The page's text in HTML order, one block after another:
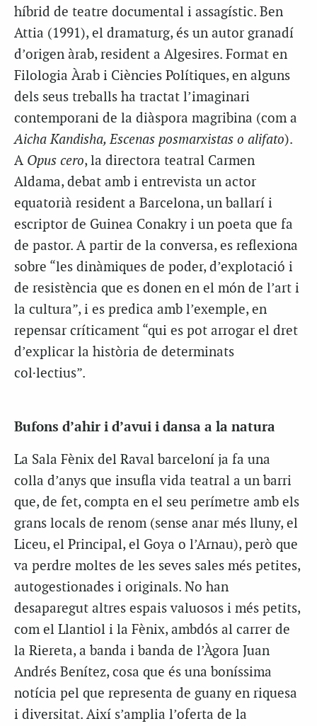
híbrid de teatre documental i assagístic. Ben
Attia (1991), el dramaturg, és un autor granadí
d’origen àrab, resident a Algesires. Format en
Filologia Àrab i Ciències Polítiques, en alguns
dels seus treballs ha tractat l’imaginari
contemporani de la diàspora magribina (com a
Aicha Kandisha, Escenas posmarxistas o alifato).
A Opus cero, la directora teatral Carmen
Aldama, debat amb i entrevista un actor
equatorià resident a Barcelona, un ballarí i
escriptor de Guinea Conakry i un poeta que fa
de pastor. A partir de la conversa, es reflexiona
sobre “les dinàmiques de poder, d’explotació i
de resistència que es donen en el món de l’art i
la cultura”, i es predica amb l’exemple, en
repensar críticament “qui es pot arrogar el dret
d’explicar la història de determinats
col·lectius”.
Bufons d’ahir i d’avui i dansa a la natura
La Sala Fènix del Raval barceloní ja fa una
colla d’anys que insufla vida teatral a un barri
que, de fet, compta en el seu perímetre amb els
grans locals de renom (sense anar més lluny, el
Liceu, el Principal, el Goya o l’Arnau), però que
va perdre moltes de les seves sales més petites,
autogestionades i originals. No han
desaparegut altres espais valuosos i més petits,
com el Llantiol i la Fènix, ambdós al carrer de
la Riereta, a banda i banda de l’Àgora Juan
Andrés Benítez, cosa que és una boníssima
notícia pel que representa de guany en riquesa
i diversitat. Així s’amplia l’oferta de la